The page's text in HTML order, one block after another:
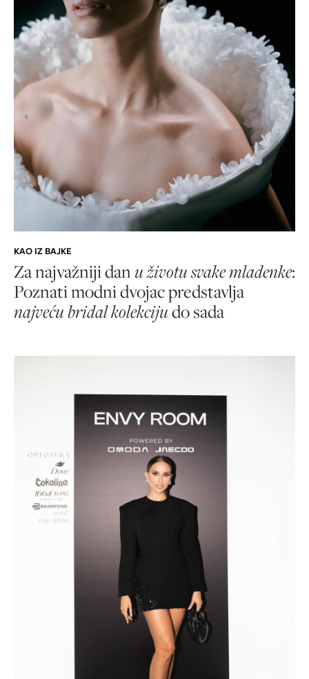
KAO IZ BAJKE
Za najvažniji danu životu svake mladenke:
Poznati modni dvojac predstavlja
najveću bridal kolekcijudo sada